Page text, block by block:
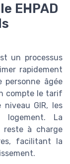
EHPAD
un processus
rapidement
personne âgée
compte le tarif
GIR, les
logement. La
reste à charge
facilitant la